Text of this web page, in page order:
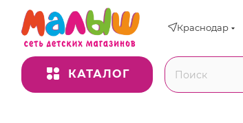
Краснодар
КАТАЛОГ